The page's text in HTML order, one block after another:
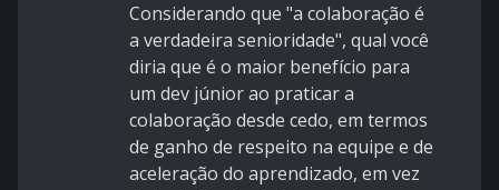
Considerando que "a colaboração é
a verdadeira senioridade", qual você
diria que é o maior benefício para
um dev júnior ao praticar a
colaboração desde cedo, em termos
de ganho de respeito na equipe e de
aceleração do aprendizado, em vez